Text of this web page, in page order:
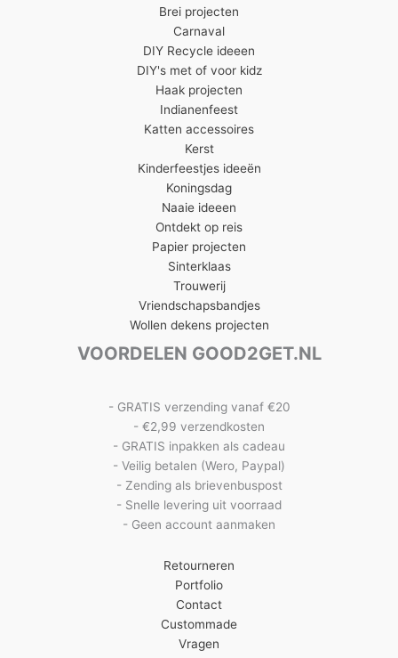
Brei projecten
Carnaval
DIY Recycle ideeen
DIY's met of voor kidz
Haak projecten
Indianenfeest
Katten accessoires
Kerst
Kinderfeestjes ideeën
Koningsdag
Naaie ideeen
Ontdekt op reis
Papier projecten
Sinterklaas
Trouwerij
Vriendschapsbandjes
Wollen dekens projecten
VOORDELEN GOOD2GET.NL
- GRATIS verzending vanaf €20
- €2,99 verzendkosten
- GRATIS inpakken als cadeau
- Veilig betalen (Wero, Paypal)
- Zending als brievenbuspost
- Snelle levering uit voorraad
- Geen account aanmaken
Retourneren
Portfolio
Contact
Custommade
Vragen